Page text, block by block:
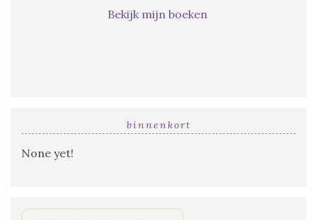
Bekijk mijn boeken
binnenkort
None yet!